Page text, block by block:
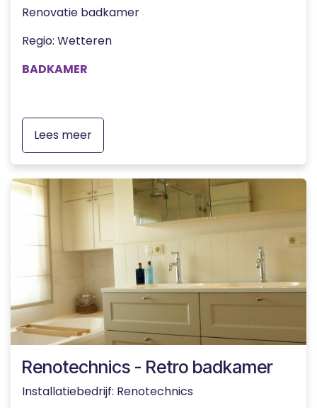
Renovatie badkamer
Regio: Wetteren
BADKAMER
Lees meer
Renotechnics - Retro badkamer
Installatiebedrijf: Renotechnics